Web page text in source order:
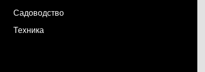
Садоводство
Техника